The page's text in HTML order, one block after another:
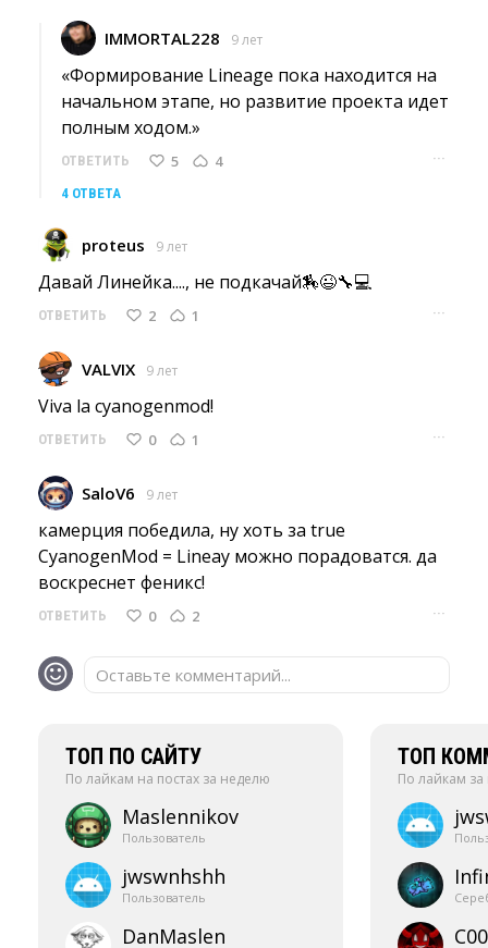
IMMORTAL228 9 лет
«Формирование Lineage пока находится на
начальном этапе, но развитие проекта идет
полным ходом.»
ОТВЕТИТЬ 5 4 ···
4 ОТВЕТА
proteus 9 лет
Давай Линейка...., не подкачай🏇😉🔧💻
ОТВЕТИТЬ 2 1 ···
VALVIX 9 лет
Viva la cyanogenmod!
ОТВЕТИТЬ 0 1 ···
SaloV6 9 лет
камерция победила, ну хоть за true
CyanogenMod = Lineay можно порадоватся. да
воскреснет феникс!
ОТВЕТИТЬ 0 2 ···
Оставьте комментарий...
ТОП ПО САЙТУ
По лайкам на постах за неделю
Maslennikov
Пользователь
jwswnhshh
Пользователь
DanMaslen
ТОП
По лайкам